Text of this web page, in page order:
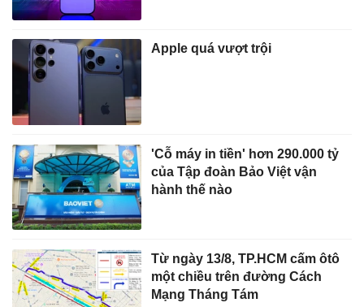
Apple quá vượt trội
'Cỗ máy in tiền' hơn 290.000 tỷ
của Tập đoàn Bảo Việt vận
hành thế nào
Từ ngày 13/8, TP.HCM cấm ôtô
một chiều trên đường Cách
Mạng Tháng Tám